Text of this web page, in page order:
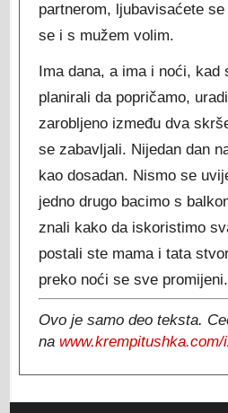
partnerom, ljubavisaćete
se i s mužem volim.
Ima dana, a ima i noći, kad
planirali da popričamo,
zarobljeno između dva
se zabavljali. Nijedan dan
kao dosadan. Nismo se
jedno drugo bacimo s
znali kako da iskoristimo
postali ste mama i tata
preko noći se sve promijeni.
Ovo je samo deo teksta.
na